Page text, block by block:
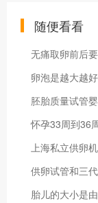
随便看看
无痛取卵前后
卵泡是越大越
胚胎质量试管
上海私立供卵
供卵试管和三
胎儿的大小是